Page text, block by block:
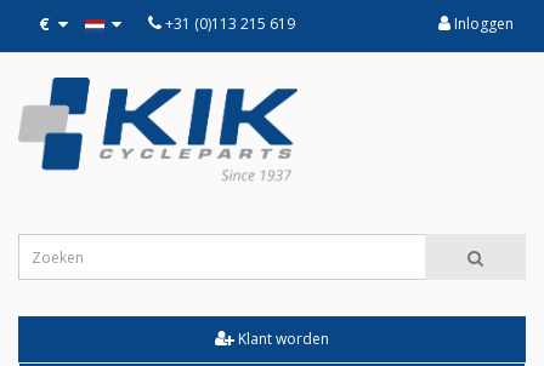
€ +31 (0)113 215 619 Inloggen
Klant worden